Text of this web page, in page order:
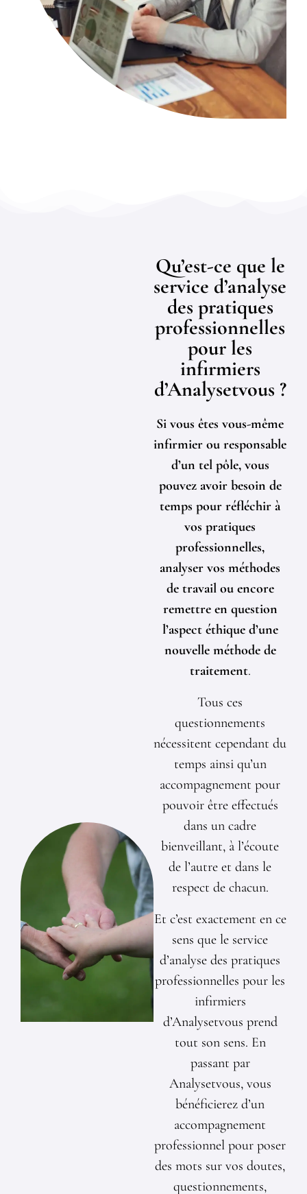
Qu’est-ce que le
service d’analyse
des pratiques
professionnelles
pour les
infirmiers
d’Analysetvous ?
Si vous êtes vous-même
infirmier ou responsable
d’un tel pôle, vous
pouvez avoir besoin de
temps pour réfléchir à
vos pratiques
professionnelles,
analyser vos méthodes
de travail ou encore
remettre en question
l’aspect éthique d’une
nouvelle méthode de
traitement.
Tous ces
questionnements
nécessitent cependant du
temps ainsi qu’un
accompagnement pour
pouvoir être effectués
dans un cadre
bienveillant, à l’écoute
de l’autre et dans le
respect de chacun.
Et c’est exactement en ce
sens que le service
d’analyse des pratiques
professionnelles pour les
infirmiers
d’Analysetvous prend
tout son sens. En
passant par
Analysetvous, vous
bénéficierez d’un
accompagnement
professionnel pour poser
des mots sur vos doutes,
questionnements,